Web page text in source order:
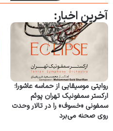
آخرین اخبار:
روایتی موسیقایی از حماسه عاشورا؛
ارکستر سمفونیک تهران پوئم
سمفونی «خسوف» را در تالار وحدت
روی صحنه می‌برد